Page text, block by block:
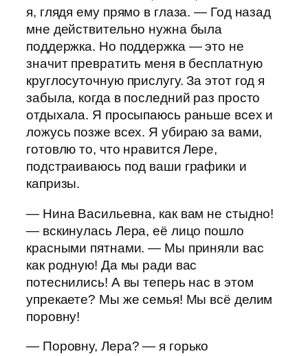
я, глядя ему прямо в глаза. — Год назад
мне действительно нужна была
поддержка. Но поддержка — это не
значит превратить меня в бесплатную
круглосуточную прислугу. За этот год я
забыла, когда в последний раз просто
отдыхала. Я просыпаюсь раньше всех и
ложусь позже всех. Я убираю за вами,
готовлю то, что нравится Лере,
подстраиваюсь под ваши графики и
капризы.
— Нина Васильевна, как вам не стыдно!
— вскинулась Лера, её лицо пошло
красными пятнами. — Мы приняли вас
как родную! Да мы ради вас
потеснились! А вы теперь нас в этом
упрекаете? Мы же семья! Мы всё делим
поровну!
— Поровну, Лера? — я горько